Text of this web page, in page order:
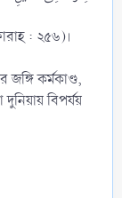
: ২৫৬)।
কর্মকাণ্ড,
বিপর্যয়